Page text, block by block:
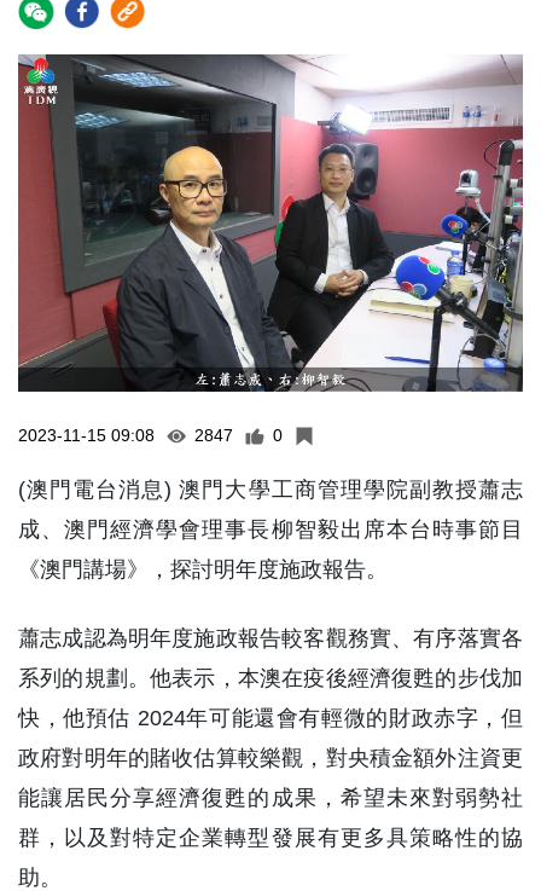
2023-11-15 09:08 2847 0
(澳門電台消息) 澳門大學工商管理學院副教授蕭志
成、澳門經濟學會理事長柳智毅出席本台時事節目
《澳門講場》，探討明年度施政報告。
蕭志成認為明年度施政報告較客觀務實、有序落實各
系列的規劃。他表示，本澳在疫後經濟復甦的步伐加
快，他預估 2024年可能還會有輕微的財政赤字，但
政府對明年的賭收估算較樂觀，對央積金額外注資更
能讓居民分享經濟復甦的成果，希望未來對弱勢社
群，以及對特定企業轉型發展有更多具策略性的協
助。